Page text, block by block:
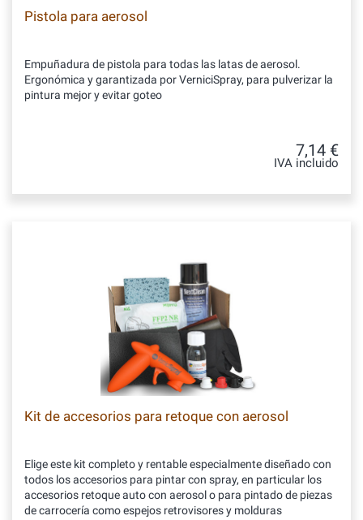
Pistola para aerosol
Empuñadura de pistola para todas las latas de aerosol.
Ergonómica y garantizada por VerniciSpray, para pulverizar la
pintura mejor y evitar goteo
7,14 €
IVA incluido
Kit de accesorios para retoque con aerosol
Elige este kit completo y rentable especialmente diseñado con
todos los accesorios para pintar con spray, en particular los
accesorios retoque auto con aerosol o para pintado de piezas
de carrocería como espejos retrovisores y molduras